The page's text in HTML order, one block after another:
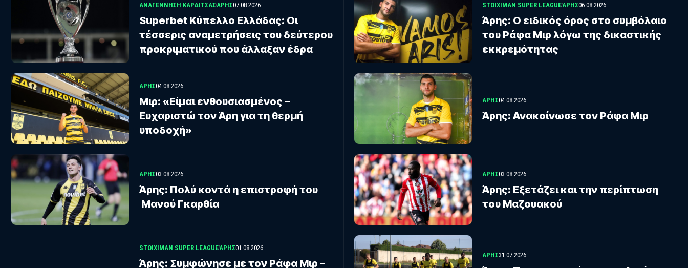
ΑΝΑΓΈΝΝΗΣΗ ΚΑΡΔΊΤΣΑΣΑΡΗΣ07.08.2026
Superbet Κύπελλο Ελλάδας: Οι
τέσσερις αναμετρήσεις του δεύτερου
προκριματικού που άλλαξαν έδρα
STOIXIMAN SUPER LEAGUEΑΡΗΣ06.08.2026
Άρης: Ο ειδικός όρος στο συμβόλαιο
του Ράφα Μιρ λόγω της δικαστικής
εκκρεμότητας
ΑΡΗΣ04.08.2026
Μιρ: «Είμαι ενθουσιασμένος –
Ευχαριστώ τον Άρη για τη θερμή
υποδοχή»
ΑΡΗΣ04.08.2026
Άρης: Ανακοίνωσε τον Ράφα Μιρ
ΑΡΗΣ03.08.2026
Άρης: Πολύ κοντά η επιστροφή του
Μανού Γκαρθία
ΑΡΗΣ03.08.2026
Άρης: Εξετάζει και την περίπτωση
του Μαζουακού
STOIXIMAN SUPER LEAGUEΑΡΗΣ01.08.2026
Άρης: Συμφώνησε με τον Ράφα Μιρ –
ΑΡΗΣ31.07.2026